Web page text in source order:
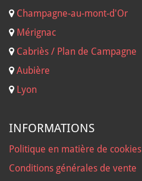
Champagne-au-mont-d'Or
Mérignac
Cabriès / Plan de Campagne
Aubière
Lyon
INFORMATIONS
Politique en matière de cookies
Conditions générales de vente